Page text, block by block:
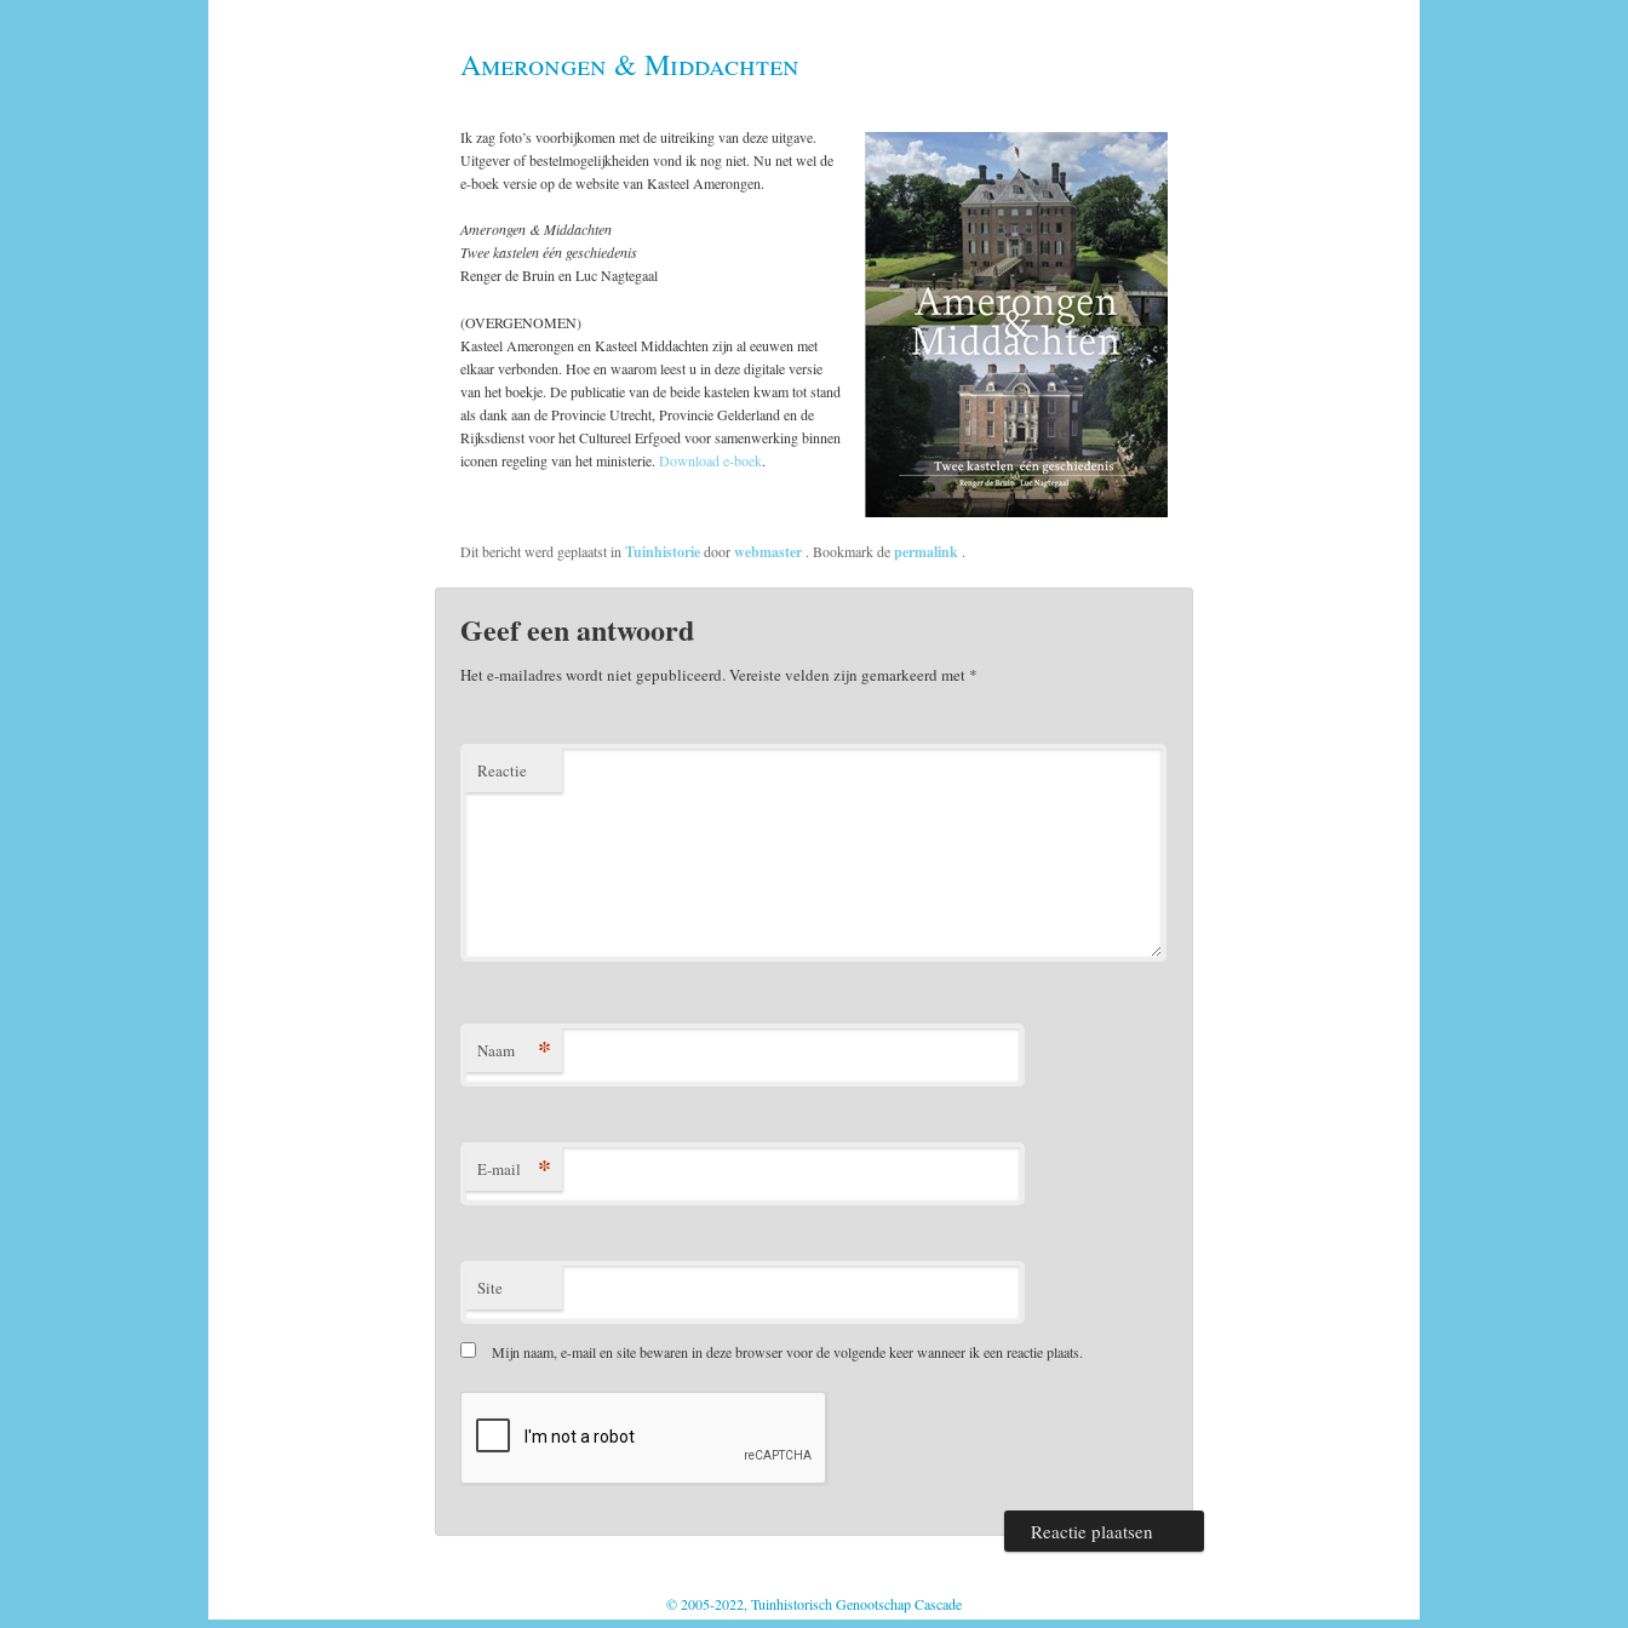
Amerongen & Middachten
Ik zag foto’s voorbijkomen met de uitreiking van deze uitgave.
Uitgever of bestelmogelijkheiden vond ik nog niet. Nu net wel de
e-boek versie op de website van Kasteel Amerongen.
Amerongen & Middachten
Twee kastelen één geschiedenis
Renger de Bruin en Luc Nagtegaal
(OVERGENOMEN)
Kasteel Amerongen en Kasteel Middachten zijn al eeuwen met
elkaar verbonden. Hoe en waarom leest u in deze digitale versie
van het boekje. De publicatie van de beide kastelen kwam tot stand
als dank aan de Provincie Utrecht, Provincie Gelderland en de
Rijksdienst voor het Cultureel Erfgoed voor samenwerking binnen
iconen regeling van het ministerie. Download e-boek.
Dit bericht werd geplaatst inTuinhistoriedoorwebmaster . Bookmark depermalink .
Geef een antwoord
Het e-mailadres wordt niet gepubliceerd.Vereiste velden zijn gemarkeerd met *
Reactie
Naam *
E-mail *
Site
Mijn naam, e-mail en site bewaren in deze browser voor de volgende keer wanneer ik een reactie plaats.
© 2005-2022, Tuinhistorisch Genootschap Cascade